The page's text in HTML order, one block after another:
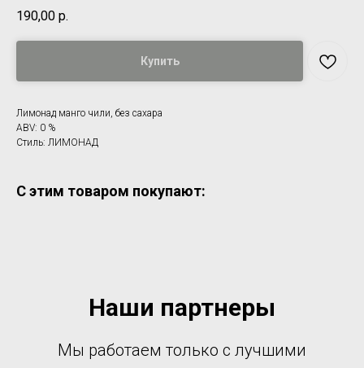
190,00 р.
Купить
Лимонад манго чили, без сахара
ABV: 0 %
Стиль: ЛИМОНАД
С этим товаром покупают:
Наши партнеры
Мы работаем только с лучшими